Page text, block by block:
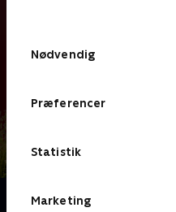
Nødvendig
Præferencer
Statistik
Marketing
Om Linde på Langeland